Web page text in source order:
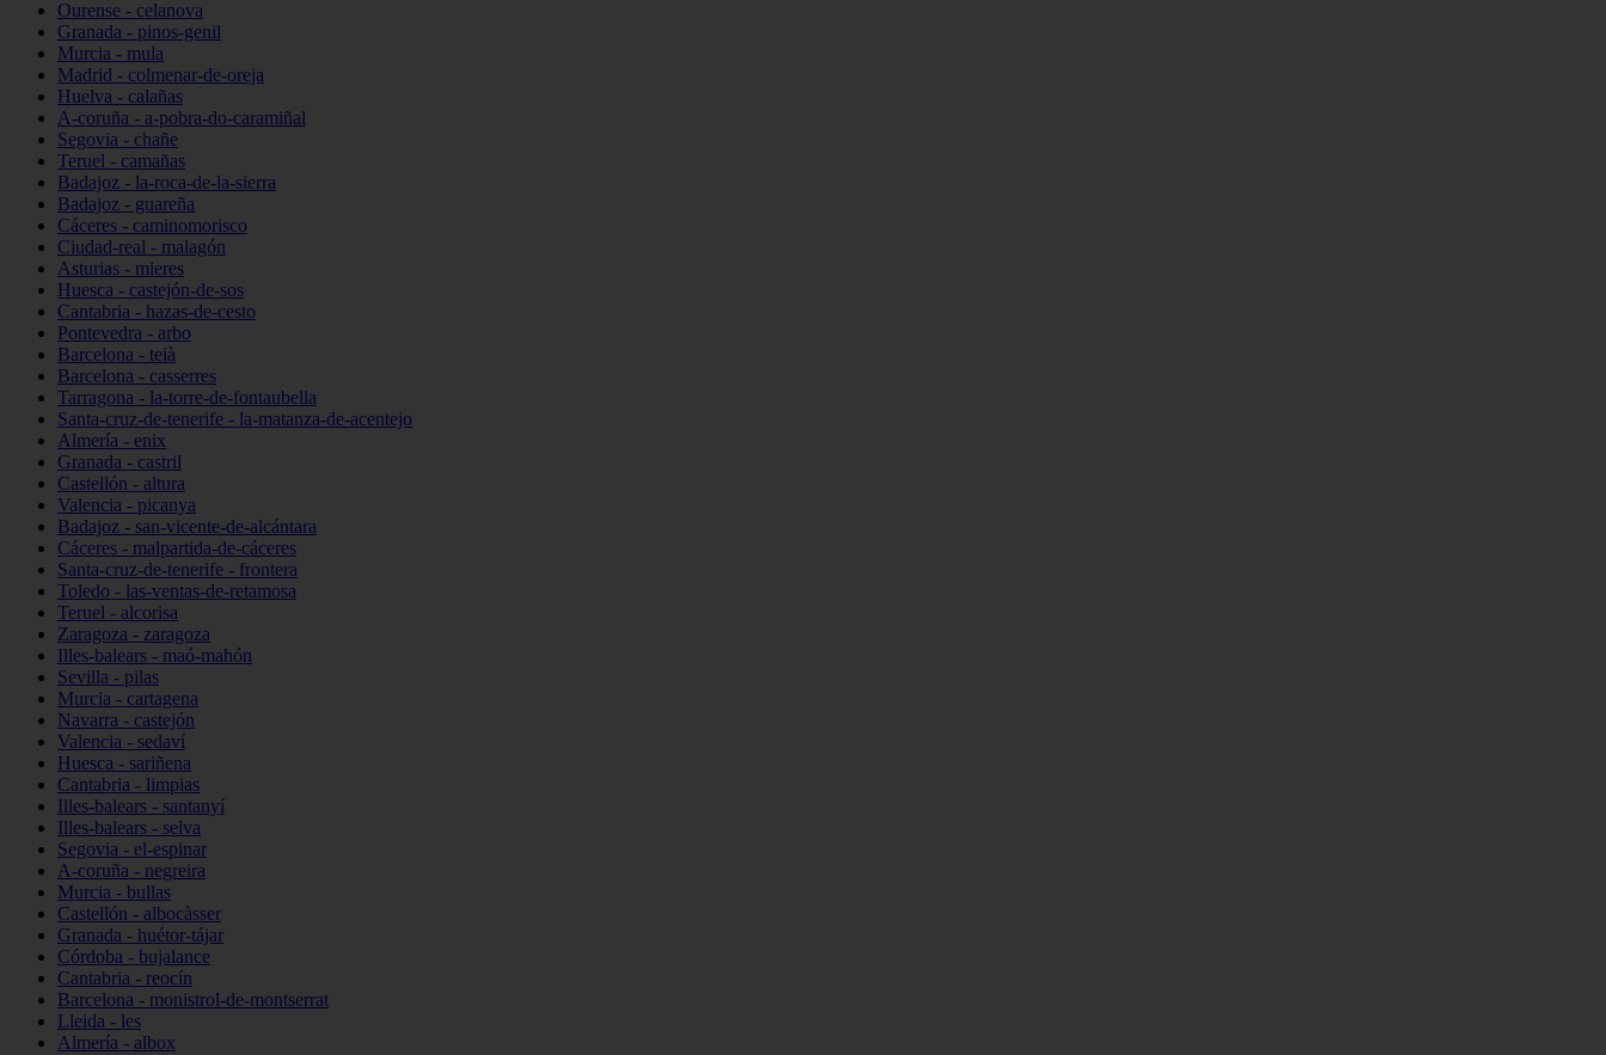
Ourense - celanova
Granada - pinos-genil
Murcia - mula
Madrid - colmenar-de-oreja
Huelva - calañas
A-coruña - a-pobra-do-caramiñal
Segovia - chañe
Teruel - camañas
Badajoz - la-roca-de-la-sierra
Badajoz - guareña
Cáceres - caminomorisco
Ciudad-real - malagón
Asturias - mieres
Huesca - castejón-de-sos
Cantabria - hazas-de-cesto
Pontevedra - arbo
Barcelona - teià
Barcelona - casserres
Tarragona - la-torre-de-fontaubella
Santa-cruz-de-tenerife - la-matanza-de-acentejo
Almería - enix
Granada - castril
Castellón - altura
Valencia - picanya
Badajoz - san-vicente-de-alcántara
Cáceres - malpartida-de-cáceres
Santa-cruz-de-tenerife - frontera
Toledo - las-ventas-de-retamosa
Teruel - alcorisa
Zaragoza - zaragoza
Illes-balears - maó-mahón
Sevilla - pilas
Murcia - cartagena
Navarra - castejón
Valencia - sedaví
Huesca - sariñena
Cantabria - limpias
Illes-balears - santanyí
Illes-balears - selva
Segovia - el-espinar
A-coruña - negreira
Murcia - bullas
Castellón - albocàsser
Granada - huétor-tájar
Córdoba - bujalance
Cantabria - reocín
Barcelona - monistrol-de-montserrat
Lleida - les
Almería - albox